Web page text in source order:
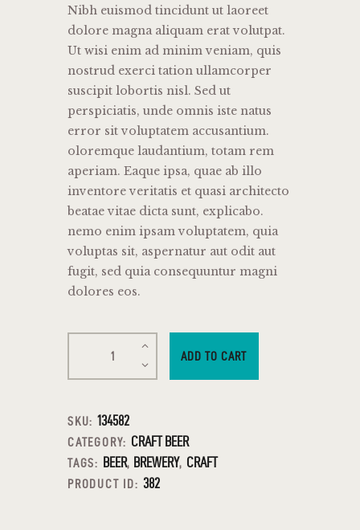
Nibh euismod tincidunt ut laoreet
dolore magna aliquam erat volutpat.
Ut wisi enim ad minim veniam, quis
nostrud exerci tation ullamcorper
suscipit lobortis nisl. Sed ut
perspiciatis, unde omnis iste natus
error sit voluptatem accusantium.
oloremque laudantium, totam rem
aperiam. Eaque ipsa, quae ab illo
inventore veritatis et quasi architecto
beatae vitae dicta sunt, explicabo.
nemo enim ipsam voluptatem, quia
voluptas sit, aspernatur aut odit aut
fugit, sed quia consequuntur magni
dolores eos.
ADD TO CART
SKU: 134582
CATEGORY: CRAFT BEER
TAGS: BEER, BREWERY, CRAFT
PRODUCT ID: 382